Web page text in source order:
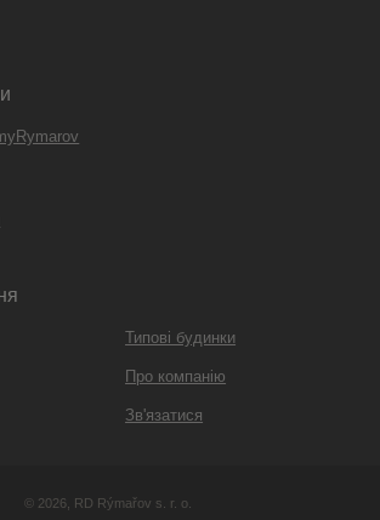
Типові будинки
Про компанію
Зв'язатися
© 2026, RD Rýmařov s. r. o.